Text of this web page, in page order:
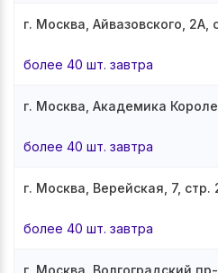
г. Москва, Айвазовского, 2А,
более 40 шт. завтра
г. Москва, Академика
более 40 шт. завтра
г. Москва, Верейская, 7, стр.
более 40 шт. завтра
г. Москва, Волгоградский